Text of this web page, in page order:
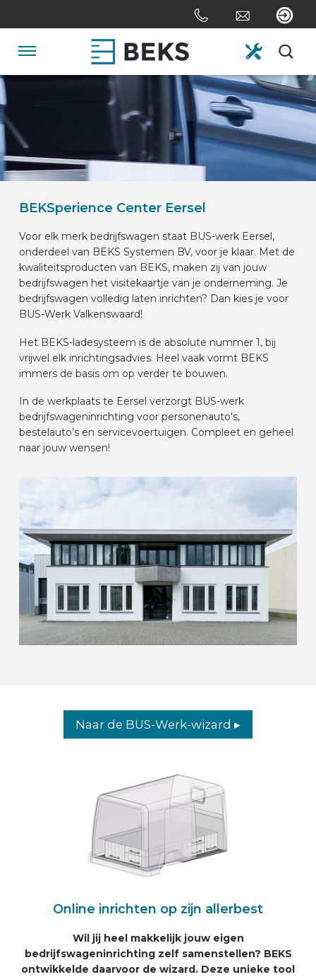
Spring
OVER ONS
MAATWERK
SECTOREN
AUTOMERKEN
VOERTUIG INRICHTEN
BEKSperience Center Eersel
Voor elk merk bedrijfswagen staat BUS-werk Eersel,
onderdeel van BEKS Systemen BV, voor je klaar. Met de
kwaliteitsproducten van BEKS, maken zij van jouw
bedrijfswagen het visitekaartje van je onderneming. Je
bedrijfswagen volledig laten inrichten? Dan kies je voor
BUS-Werk Valkenswaard!
Het BEKS-ladesysteem is de absolute nummer 1, bij
vrijwel elk inrichtingsadvies. Heel vaak vormt BEKS
immers de basis om op verder te bouwen.
In de werkplaats te Eersel verzorgt BUS-werk
bedrijfswageninrichting voor personenauto's,
bestelauto’s en servicevoertuigen. Compleet en geheel
naar jouw wensen!
Naar de BUS-Werk-wizard ▸
Online inrichten op zijn allerbest
Wil jij heel makkelijk jouw eigen
bedrijfswageninrichting zelf samenstellen? BEKS
ontwikkelde daarvoor de wizard. Deze unieke tool